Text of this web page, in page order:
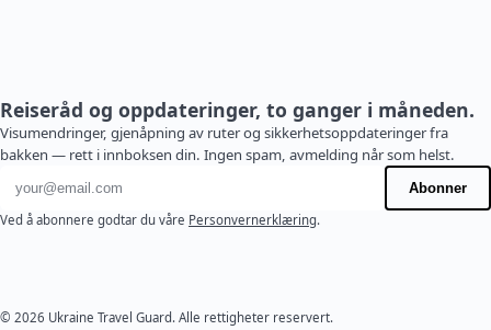
Reiseråd og oppdateringer, to ganger i måneden.
Visumendringer, gjenåpning av ruter og sikkerhetsoppdateringer fra
bakken — rett i innboksen din. Ingen spam, avmelding når som helst.
E-postadresse
Abonner
Ved å abonnere godtar du våre Personvernerklæring.
© 2026 Ukraine Travel Guard. Alle rettigheter reservert.